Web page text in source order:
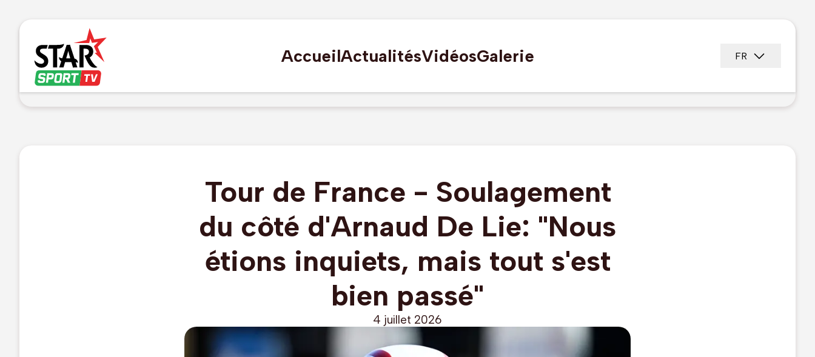
AccueilActualitésVidéosGalerie FR
Tour de France - Soulagement
du côté d'Arnaud De Lie: "Nous
étions inquiets, mais tout s'est
bien passé"
4 juillet 2026